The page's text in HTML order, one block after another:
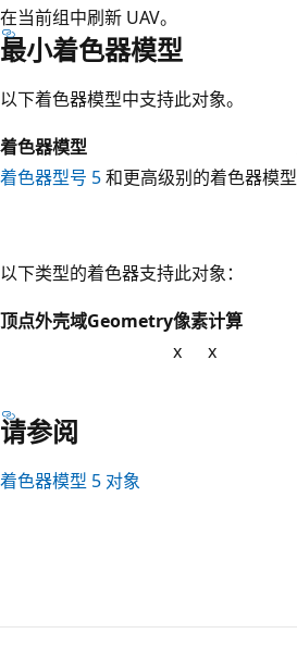
在当前组中刷新 UAV。
最小着色器模型
以下着色器模型中支持此对象。
着色器模型
着色器型号 5和更高级别的着色器模型
以下类型的着色器支持此对象：
顶点外壳域Geometry像素计算
x
x
请参阅
着色器模型 5 对象
读